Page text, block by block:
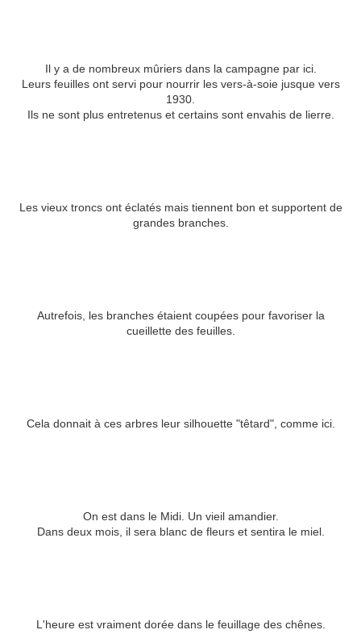
Il y a de nombreux mûriers dans la campagne par ici.
Leurs feuilles ont servi pour nourrir les vers-à-soie jusque vers
1930.
Ils ne sont plus entretenus et certains sont envahis de lierre.
Les vieux troncs ont éclatés mais tiennent bon et supportent de
grandes branches.
Autrefois, les branches étaient coupées pour favoriser la
cueillette des feuilles.
Cela donnait à ces arbres leur silhouette "têtard", comme ici.
On est dans le Midi. Un vieil amandier.
Dans deux mois, il sera blanc de fleurs et sentira le miel.
L'heure est vraiment dorée dans le feuillage des chênes.